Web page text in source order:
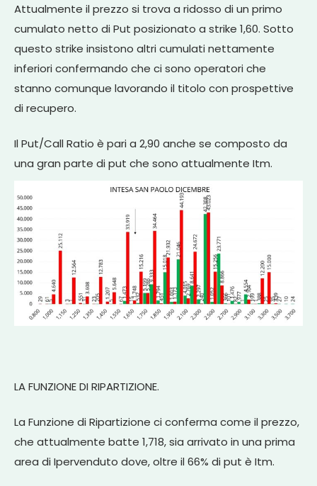
Attualmente il prezzo si trova a ridosso di un primo
cumulato netto di Put posizionato a strike 1,60. Sotto
questo strike insistono altri cumulati nettamente
inferiori confermando che ci sono operatori che
stanno comunque lavorando il titolo con prospettive
di recupero.
Il Put/Call Ratio è pari a 2,90 anche se composto da
una gran parte di put che sono attualmente Itm.
LA FUNZIONE DI RIPARTIZIONE.
La Funzione di Ripartizione ci conferma come il prezzo,
che attualmente batte 1,718, sia arrivato in una prima
area di Ipervenduto dove, oltre il 66% di put è Itm.